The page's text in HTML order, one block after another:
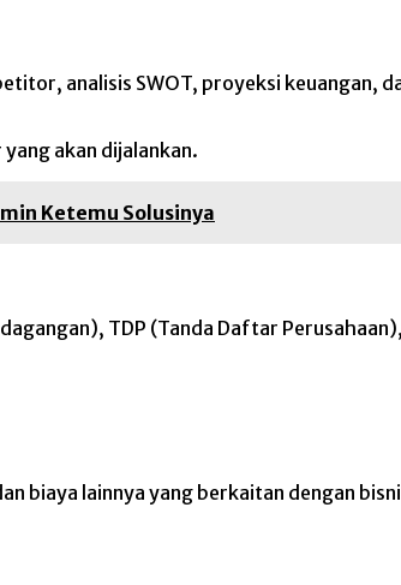
analisis SWOT, proyeksi keuangan,
akan dijalankan.
Ketemu Solusinya
TDP (Tanda Daftar
biaya lainnya yang berkaitan dengan